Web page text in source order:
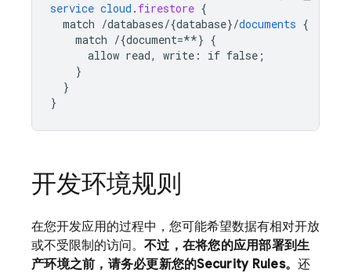
service cloud . firestore {
match /databases/{database}/documents {
match /{document=**} {
allow read, write : if false ;
}
}
}
开发环境规则
在您开发应用的过程中，您可能希望数据有相对开放
或不受限制的访问。 不过，在将您的应用部署到生
产环境之前，请务必更新您的Security Rules。 还